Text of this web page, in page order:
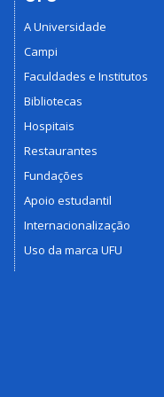
A Universidade
Campi
Faculdades e Institutos
Bibliotecas
Hospitais
Restaurantes
Fundações
Apoio estudantil
Internacionalização
Uso da marca UFU